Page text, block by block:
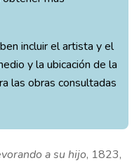
incluir el artista y el
y la ubicación de la
las obras consultadas
a su hijo, 1823,